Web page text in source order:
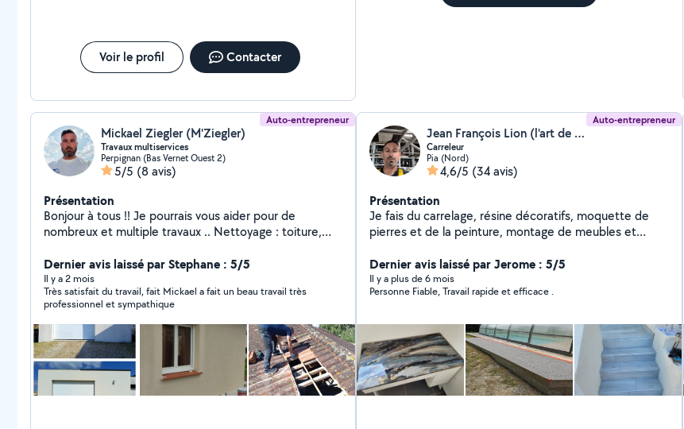
Voir le profil Contacter
Auto-entrepreneur
Mickael Ziegler (M'Ziegler)
Travaux multiservices
Perpignan (Bas Vernet Ouest 2)
5/5 (8 avis)
Présentation
Bonjour à tous !! Je pourrais vous aider pour de
nombreux et multiple travaux .. Nettoyage : toiture,
extérieur, toiture, façade, mur, plafond, murette,
boiserie, ferronnerie. Réparation et changement :
toiture, liteau, chevron, tuiles, faîtage, closoir,
remaniements de tuiles maçonnerie générale. Dalle,
chape, mur,murette. Entretien de jardin : élagage,
abattage, étêtage, d'arbres dangereux, taille de haie,
arbustes, tonte, débroussaillage, entretien et création
d'espaces verts. Sérieux, ponctuel et soigneux, je
travaille toujours dans la bonne humeur et le respect
Dernier avis laissé par Stephane : 5/5
Il y a 2 mois
Très satisfait du travail, fait Mickael a fait un beau travail très
professionnel et sympathique
Auto-entrepreneur
Jean François Lion (l'art de la résine)
Carreleur
Pia (Nord)
4,6/5 (34 avis)
Présentation
Je fais du carrelage, résine décoratifs, moquette de
pierres et de la peinture, montage de meubles et
Dernier avis laissé par Jerome : 5/5
Il y a plus de 6 mois
Personne Fiable, Travail rapide et efficace .